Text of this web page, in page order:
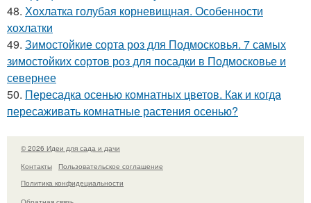
48. Хохлатка голубая корневищная. Особенности
хохлатки
49. Зимостойкие сорта роз для Подмосковья. 7 самых
зимостойких сортов роз для посадки в Подмосковье и
севернее
50. Пересадка осенью комнатных цветов. Как и когда
пересаживать комнатные растения осенью?
© 2026 Идеи для сада и дачи
Контакты
Пользовательское соглашение
Политика конфидециальности